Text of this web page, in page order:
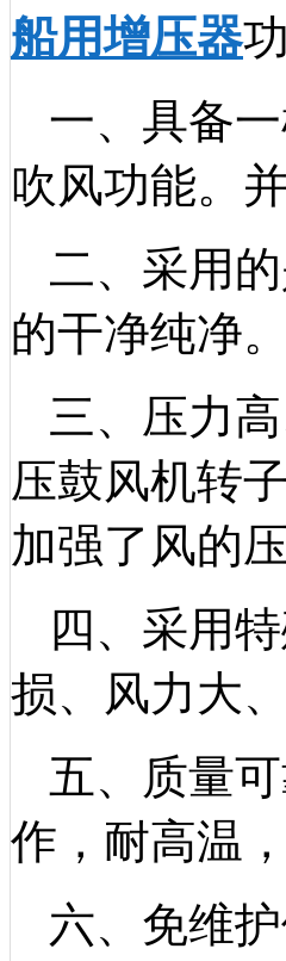
船用增压器
一、 具备
吹风功能。
二、采用
的干净纯净。
三、压力
压鼓风机转
加强了风的压
四、采用
损、风力大
五、质量
作，耐高温
六、免维